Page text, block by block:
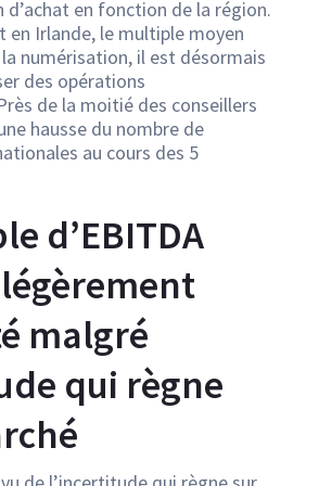
en fonction de la région.
en Irlande, le multiple moyen
la numérisation, il est désormais
des opérations
de la moitié des conseillers
hausse du nombre de
au cours des 5
d’EBITDA
malgré
qui règne